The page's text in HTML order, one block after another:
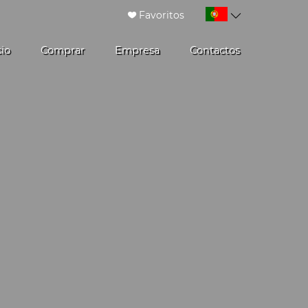
Favoritos
Comprar Empresa Contactos